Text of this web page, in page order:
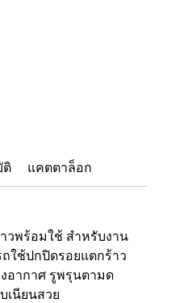
แคตตาล็อก
วพร้อมใช้ สำหรับงาน
ใช้ปกปิดรอยแตกร้าว
อากาศ รูพรุนตามด
เนียนสวย